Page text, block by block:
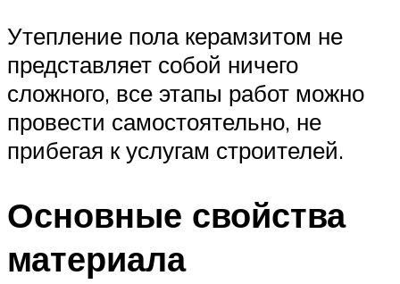
Утепление пола керамзитом не
представляет собой ничего
сложного, все этапы работ можно
провести самостоятельно, не
прибегая к услугам строителей.
Основные свойства
материала